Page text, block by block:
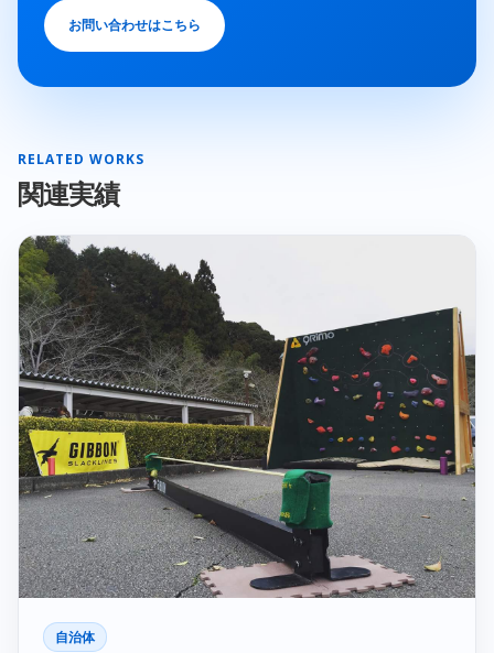
お問い合わせはこちら
RELATED WORKS
関連実績
自治体